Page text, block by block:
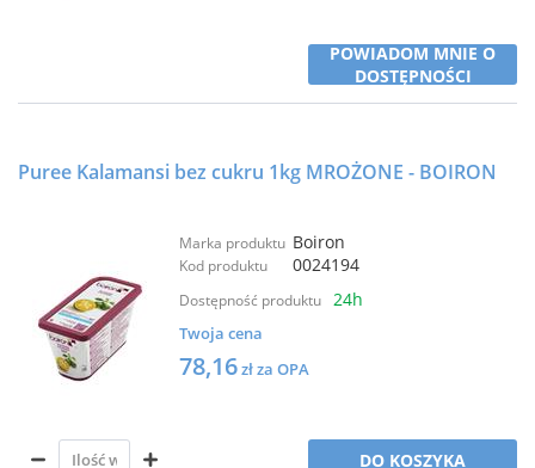
POWIADOM MNIE O
DOSTĘPNOŚCI
Puree Kalamansi bez cukru 1kg MROŻONE - BOIRON
Marka produktu Boiron
Kod produktu 0024194
Dostępność produktu 24h
Twoja cena
78,16zł za OPA
DO KOSZYKA